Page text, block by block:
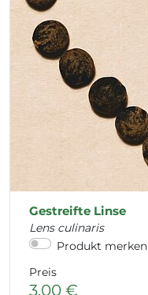
Gestreifte Linse
Lens culinaris
Produkt merken
Preis
3,00 €